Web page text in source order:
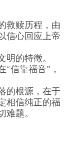
救赎历程，由
信心回应上帝
的特徵。
信靠福音”，
的根源，在于
相信纯正的福
题。